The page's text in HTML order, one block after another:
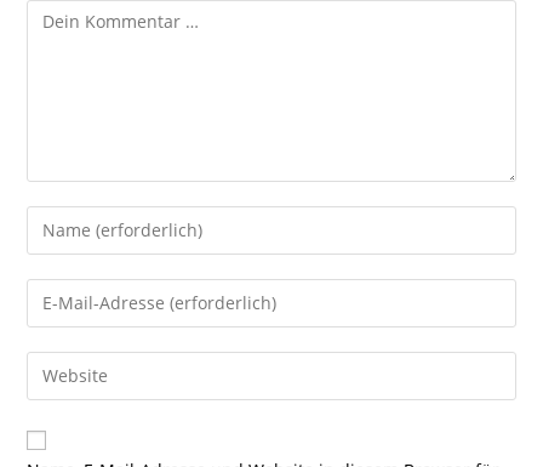
Kommentar
Gib
deinen
Namen
oder
zum
Kommentieren
ein
Gib
deine
E-
Mail-
zum
Gib
deine
Website-
URL